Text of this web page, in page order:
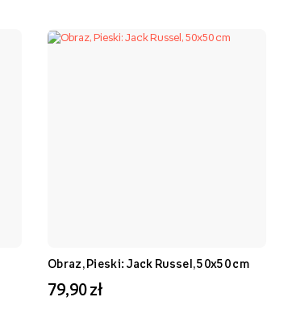
Obraz, Pieski: Jack Russel, 50x50 cm
79,90 zł